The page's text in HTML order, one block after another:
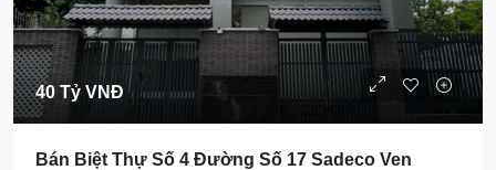
40 Tỷ VNĐ
Bán Biệt Thự Số 4 Đường Số 17 Sadeco Ven